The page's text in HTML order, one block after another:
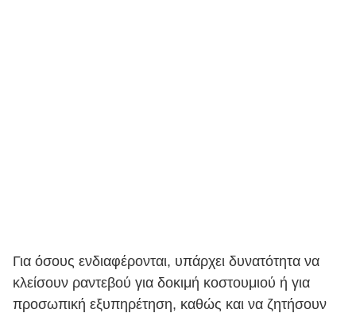
Για όσους ενδιαφέρονται, υπάρχει δυνατότητα να
κλείσουν ραντεβού για δοκιμή κοστουμιού ή για
προσωπική εξυπηρέτηση, καθώς και να ζητήσουν